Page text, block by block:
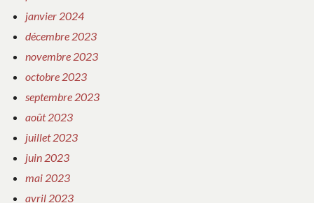
janvier 2024
décembre 2023
novembre 2023
octobre 2023
septembre 2023
août 2023
juillet 2023
juin 2023
mai 2023
avril 2023